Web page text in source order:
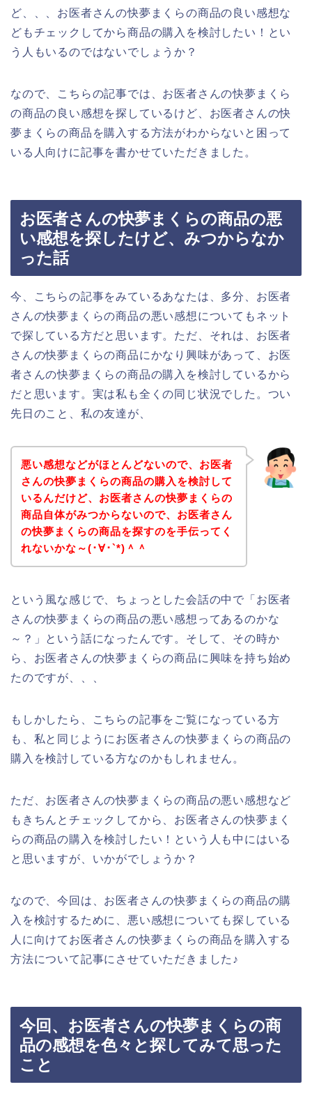
ど、、、お医者さんの快夢まくらの商品の良い感想な
どもチェックしてから商品の購入を検討したい！とい
う人もいるのではないでしょうか？
なので、こちらの記事では、お医者さんの快夢まくら
の商品の良い感想を探しているけど、お医者さんの快
夢まくらの商品を購入する方法がわからないと困って
いる人向けに記事を書かせていただきました。
お医者さんの快夢まくらの商品の悪
い感想を探したけど、みつからなか
った話
今、こちらの記事をみているあなたは、多分、お医者
さんの快夢まくらの商品の悪い感想についてもネット
で探している方だと思います。ただ、それは、お医者
さんの快夢まくらの商品にかなり興味があって、お医
者さんの快夢まくらの商品の購入を検討しているから
だと思います。実は私も全くの同じ状況でした。つい
先日のこと、私の友達が、
悪い感想などがほとんどないので、お医者
さんの快夢まくらの商品の購入を検討して
いるんだけど、お医者さんの快夢まくらの
商品自体がみつからないので、お医者さん
の快夢まくらの商品を探すのを手伝ってく
れないかな～(･∀･`*)＾＾
という風な感じで、ちょっとした会話の中で「お医者
さんの快夢まくらの商品の悪い感想ってあるのかな
～？」という話になったんです。そして、その時か
ら、お医者さんの快夢まくらの商品に興味を持ち始め
たのですが、、、
もしかしたら、こちらの記事をご覧になっている方
も、私と同じようにお医者さんの快夢まくらの商品の
購入を検討している方なのかもしれません。
ただ、お医者さんの快夢まくらの商品の悪い感想など
もきちんとチェックしてから、お医者さんの快夢まく
らの商品の購入を検討したい！という人も中にはいる
と思いますが、いかがでしょうか？
なので、今回は、お医者さんの快夢まくらの商品の購
入を検討するために、悪い感想についても探している
人に向けてお医者さんの快夢まくらの商品を購入する
方法について記事にさせていただきました♪
今回、お医者さんの快夢まくらの商
品の感想を色々と探してみて思った
こと